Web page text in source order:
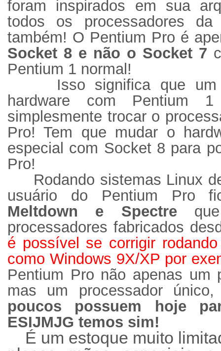
foram inspirados em sua
todos os processadores
também! O Pentium Pro é
Socket 8 e não o Socket 7
Pentium 1 normal!
Isso significa que
hardware com Pentium
simplesmente trocar o
Pro! Tem que mudar o
especial com Socket 8 para
Pro!
Rodando sistemas Linux
usuário do Pentium Pro
Meltdown e Spectre
processadores fabricados
é possível se corrigir
como Windows 9X/XP por
Pentium Pro não apenas um
mas um processador
poucos possuem hoje
ESIJMJG temos sim!
É um estoque muito